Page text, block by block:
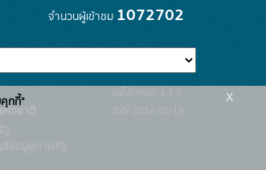
จำนวนผู้เข้าชม 1072702
ห่งชาติ
อมูลภาครัฐ
รุ่นโปรแกรม: 2.1.0
วันที่: 2024-01-19
คุกกี้"
x